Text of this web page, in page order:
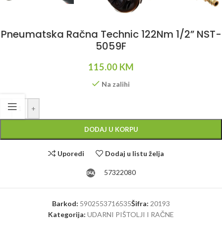
Pneumatska Račna Technic 122Nm 1/2” NST-
5059F
115.00 KM
Na zalihi
+
DODAJ U KORPU
Uporedi Dodaj u listu želja
57322080
Barkod: 5902553716535Šifra: 20193
Kategorija: UDARNI PIŠTOLJI I RAČNE